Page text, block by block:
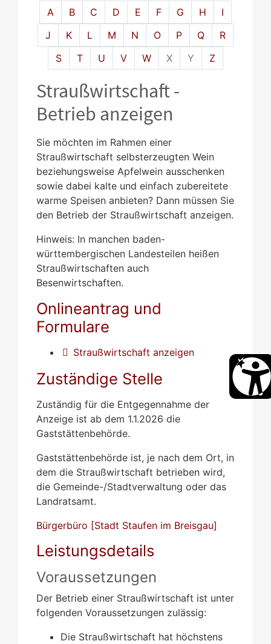
Alphabetisches Register überspringen
A B C D E F G H
I
J
K L M N O P Q
R
S
T U V W X Y Z
Straußwirtschaft -
Betrieb anzeigen
Sie möchten im Rahmen einer
Straußwirtschaft selbsterzeugten Wein
beziehungsweise Apfelwein ausschenken
sowie dabei kalte und einfach zubereitete
warme Speisen anbieten? Dann müssen Sie
den Betrieb der Straußwirtschaft anzeigen.
Hinweis: In manchen baden-
württembergischen Landesteilen heißen
Straußwirtschaften auch
Besenwirtschaften.
Onlineantrag und
Formulare
Straußwirtschaft anzeigen
Zuständige Stelle
Zuständig für die Entgegennahme der
Anzeige ist ab dem 1.1.2026 die
Gaststättenbehörde.
Gaststättenbehörde ist, je nach dem Ort, in
dem die Straußwirtschaft betrieben wird,
die Gemeinde-/Stadtverwaltung oder das
Landratsamt.
Bürgerbüro [Stadt Staufen im Breisgau]
Leistungsdetails
Voraussetzungen
Der Betrieb einer Straußwirtschaft ist unter
folgenden Voraussetzungen zulässig:
Die Straußwirtschaft hat höchstens